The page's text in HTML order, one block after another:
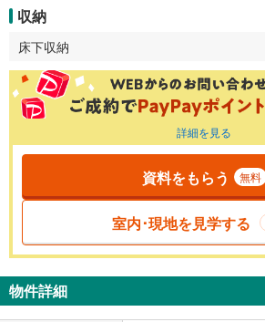
収納
床下収納
詳細を見る
資料をもらう 無料
室内･現地を見学する
物件詳細